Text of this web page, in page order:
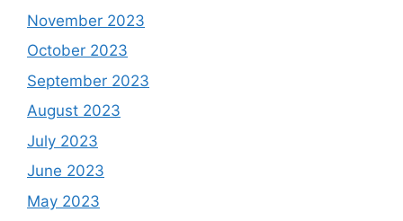
November 2023
October 2023
September 2023
August 2023
July 2023
June 2023
May 2023